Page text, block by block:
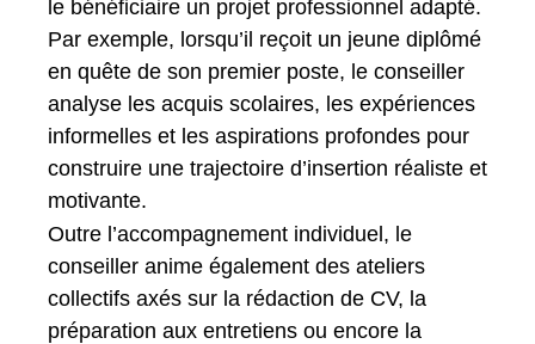
le bénéficiaire un projet professionnel adapté.
Par exemple, lorsqu’il reçoit un jeune diplômé
en quête de son premier poste, le conseiller
analyse les acquis scolaires, les expériences
informelles et les aspirations profondes pour
construire une trajectoire d’insertion réaliste et
motivante.
Outre l’accompagnement individuel, le
conseiller anime également des ateliers
collectifs axés sur la rédaction de CV, la
préparation aux entretiens ou encore la